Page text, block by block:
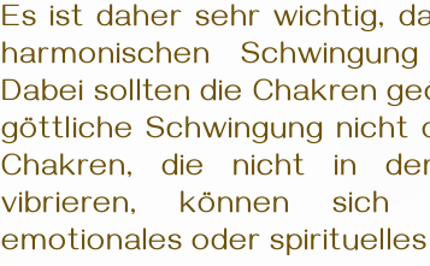
Es ist daher sehr wichtig,
harmonischen
Dabei sollten die Chakren
göttliche Schwingung nicht
Chakren, die nicht in
vibrieren, können sich
emotionales oder